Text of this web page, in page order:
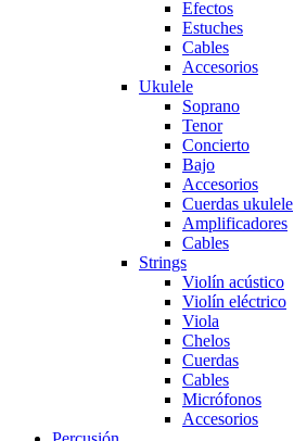
Efectos
Estuches
Cables
Accesorios
Ukulele
Soprano
Tenor
Concierto
Bajo
Accesorios
Cuerdas ukulele
Amplificadores
Cables
Strings
Violín acústico
Violín eléctrico
Viola
Chelos
Cuerdas
Cables
Micrófonos
Accesorios